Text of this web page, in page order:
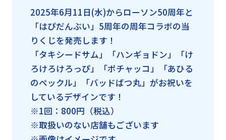
2025年6月11日(水)からローソン50周年と
「はぴだんぶい」5周年の周年コラボの当
りくじを発売します！
「タキシードサム」「ハンギョドン」「け
ろけろけろっぴ」「ポチャッコ」「あひる
のペックル」「バッドばつ丸」がお祝いを
しているデザインです！
※1回：800円（税込）
※取扱いのない店舗もございます